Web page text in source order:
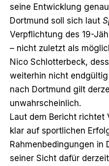
seine Entwicklung
Dortmund soll sich laut
Verpflichtung des 19-
– nicht zuletzt als
Nico Schlotterbeck,
weiterhin nicht
nach Dortmund gilt
unwahrscheinlich.
Laut dem Bericht richtet
klar auf sportlichen
Rahmenbedingungen in
seiner Sicht dafür